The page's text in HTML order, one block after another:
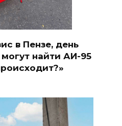
в Пензе, день
найти АИ-95